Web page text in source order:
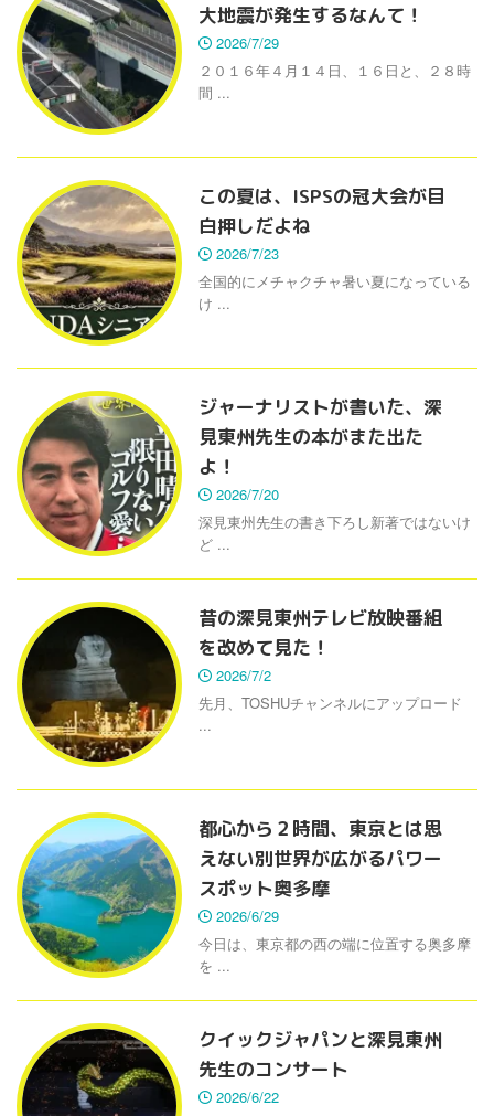
大地震が発生するなんて！
2026/7/29
２０１６年４月１４日、１６日と、２８時
間 ...
この夏は、ISPSの冠大会が目
白押しだよね
2026/7/23
全国的にメチャクチャ暑い夏になっている
け ...
ジャーナリストが書いた、深
見東州先生の本がまた出た
よ！
2026/7/20
深見東州先生の書き下ろし新著ではないけ
ど ...
昔の深見東州テレビ放映番組
を改めて見た！
2026/7/2
先月、TOSHUチャンネルにアップロード
...
都心から２時間、東京とは思
えない別世界が広がるパワー
スポット奥多摩
2026/6/29
今日は、東京都の西の端に位置する奥多摩
を ...
クイックジャパンと深見東州
先生のコンサート
2026/6/22